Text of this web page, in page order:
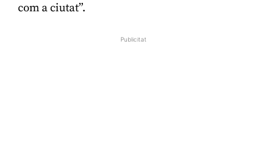
com a ciutat”.
Publicitat